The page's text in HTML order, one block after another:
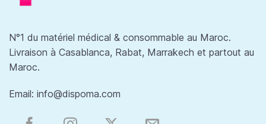
N°1 du matériel médical & consommable au Maroc.
Livraison à Casablanca, Rabat, Marrakech et partout au
Maroc.
Email: info@dispoma.com